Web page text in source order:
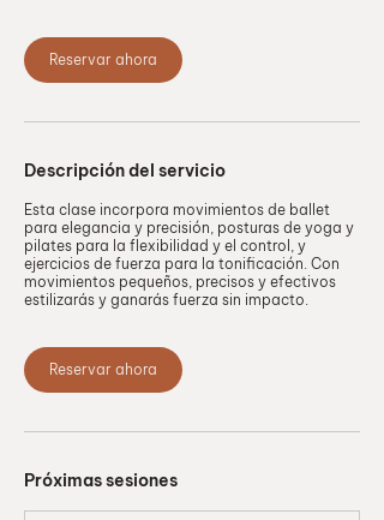
m
i
n
Reservar ahora
Descripción del servicio
Esta clase incorpora movimientos de ballet
para elegancia y precisión, posturas de yoga y
pilates para la flexibilidad y el control, y
ejercicios de fuerza para la tonificación. Con
movimientos pequeños, precisos y efectivos
estilizarás y ganarás fuerza sin impacto.
Reservar ahora
Próximas sesiones